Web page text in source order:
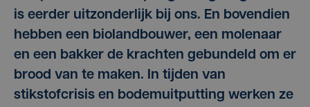
is eerder uitzonderlijk bij ons. En bovendien
hebben een biolandbouwer, een molenaar
en een bakker de krachten gebundeld om er
brood van te maken. In tijden van
stikstofcrisis en bodemuitputting werken ze